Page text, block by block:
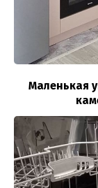
Маленькая